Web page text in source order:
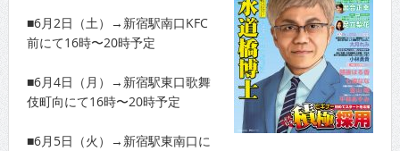
■6月2日（土）→新宿駅南口KFC
前にて16時〜20時予定
■6月4日（月）→新宿駅東口歌舞
伎町向にて16時〜20時予定
■6月5日（火）→新宿駅東南口に